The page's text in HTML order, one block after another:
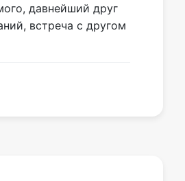
давнейший друг
встреча с другом